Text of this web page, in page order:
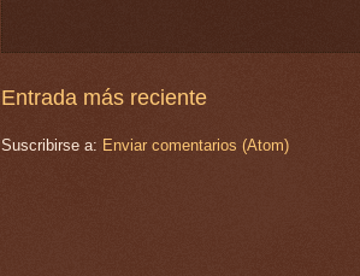
Entrada más reciente
Suscribirse a: Enviar comentarios (Atom)